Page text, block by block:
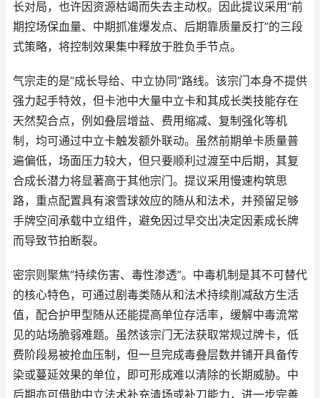
长对局，也许因资源枯竭而失去主动权。因此提议采用“前
期控场保血量、中期抓准爆发点、后期靠质量反打”的三段
式策略，将控制效果集中释放于胜负手节点。
气宗走的是“成长导给、中立协同”路线。该宗门本身不提供
强力起手特效，但卡池中大量中立卡和其成长类技能存在
天然契合点，例如叠层增益、费用缩减、复制强化等机
制，均可通过中立卡触发额外联动。虽然前期单卡质量普
遍偏低，场面压力较大，但只要顺利过渡至中后期，其复
合成长潜力将显著高于其他宗门。提议采用慢速构筑思
路，重点配置具有滚雪球效应的随从和法术，并预留足够
手牌空间承载中立组件，避免因过早交出决定因素成长牌
而导致节拍断裂。
密宗则聚焦“持续伤害、毒性渗透”。中毒机制是其不可替代
的核心特色，可通过剧毒类随从和法术持续削减敌方生活
值，配合护甲型随从还能提高单位存活率，缓解中毒流常
见的站场脆弱难题。虽然该宗门无法获取常规过牌卡，低
费阶段易被抢血压制，但一旦完成毒叠层数并铺开具备传
染或蔓延效果的单位，即可形成难以清除的长期威胁。中
后期亦可借助中立法术补充清场或补刀能力，进一步完善